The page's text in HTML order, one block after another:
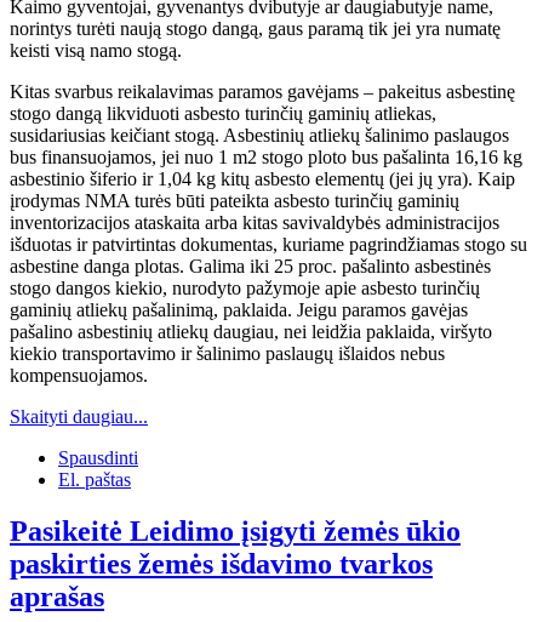
Kaimo gyventojai, gyvenantys dvibutyje ar daugiabutyje name,
norintys turėti naują stogo dangą, gaus paramą tik jei yra numatę
keisti visą namo stogą.
Kitas svarbus reikalavimas paramos gavėjams – pakeitus asbestinę
stogo dangą likviduoti asbesto turinčių gaminių atliekas,
susidariusias keičiant stogą. Asbestinių atliekų šalinimo paslaugos
bus finansuojamos, jei nuo 1 m2 stogo ploto bus pašalinta 16,16 kg
asbestinio šiferio ir 1,04 kg kitų asbesto elementų (jei jų yra). Kaip
įrodymas NMA turės būti pateikta asbesto turinčių gaminių
inventorizacijos ataskaita arba kitas savivaldybės administracijos
išduotas ir patvirtintas dokumentas, kuriame pagrindžiamas stogo su
asbestine danga plotas. Galima iki 25 proc. pašalinto asbestinės
stogo dangos kiekio, nurodyto pažymoje apie asbesto turinčių
gaminių atliekų pašalinimą, paklaida. Jeigu paramos gavėjas
pašalino asbestinių atliekų daugiau, nei leidžia paklaida, viršyto
kiekio transportavimo ir šalinimo paslaugų išlaidos nebus
kompensuojamos.
Skaityti daugiau...
Spausdinti
El. paštas
Pasikeitė Leidimo įsigyti žemės ūkio
paskirties žemės išdavimo tvarkos
aprašas